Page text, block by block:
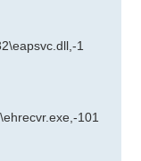
1
101